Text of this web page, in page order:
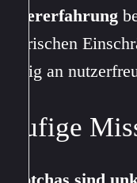
Nutzererfahrung
motorischen
ständig an
Häufige